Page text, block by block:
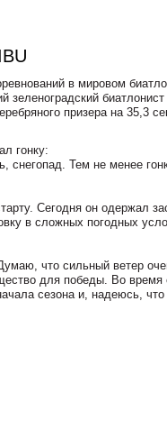
в мировом
призера на 35,3
гонку:
Тем не менее
Сегодня он одержал
в сложных погодных
что сильный ветер
для победы. Во время
сезона и, надеюсь,